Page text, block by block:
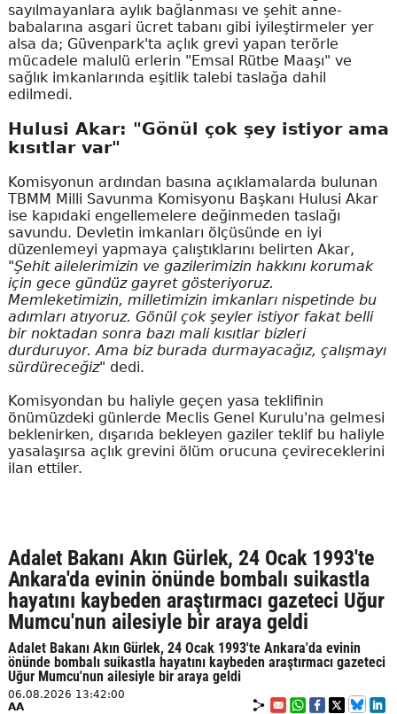
sayılmayanlara aylık bağlanması ve şehit anne-
babalarına asgari ücret tabanı gibi iyileştirmeler yer
alsa da; Güvenpark'ta açlık grevi yapan terörle
mücadele malulü erlerin "Emsal Rütbe Maaşı" ve
sağlık imkanlarında eşitlik talebi taslağa dahil
edilmedi.
Hulusi Akar: "Gönül çok şey istiyor ama
kısıtlar var"
Komisyonun ardından basına açıklamalarda bulunan
TBMM Milli Savunma Komisyonu Başkanı Hulusi Akar
ise kapıdaki engellemelere değinmeden taslağı
savundu. Devletin imkanları ölçüsünde en iyi
düzenlemeyi yapmaya çalıştıklarını belirten Akar,
"Şehit ailelerimizin ve gazilerimizin hakkını korumak
için gece gündüz gayret gösteriyoruz.
Memleketimizin, milletimizin imkanları nispetinde bu
adımları atıyoruz. Gönül çok şeyler istiyor fakat belli
bir noktadan sonra bazı mali kısıtlar bizleri
durduruyor. Ama biz burada durmayacağız, çalışmayı
sürdüreceğiz" dedi.
Komisyondan bu haliyle geçen yasa teklifinin
önümüzdeki günlerde Meclis Genel Kurulu'na gelmesi
beklenirken, dışarıda bekleyen gaziler teklif bu haliyle
yasalaşırsa açlık grevini ölüm orucuna çevireceklerini
ilan ettiler.
Adalet Bakanı Akın Gürlek, 24 Ocak 1993'te
Ankara'da evinin önünde bombalı suikastla
hayatını kaybeden araştırmacı gazeteci Uğur
Mumcu'nun ailesiyle bir araya geldi
Adalet Bakanı Akın Gürlek, 24 Ocak 1993'te Ankara'da evinin
önünde bombalı suikastla hayatını kaybeden araştırmacı gazeteci
Uğur Mumcu'nun ailesiyle bir araya geldi
06.08.2026 13:42:00
AA